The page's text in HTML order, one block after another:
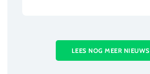
LEES NOG MEER NIEUWS